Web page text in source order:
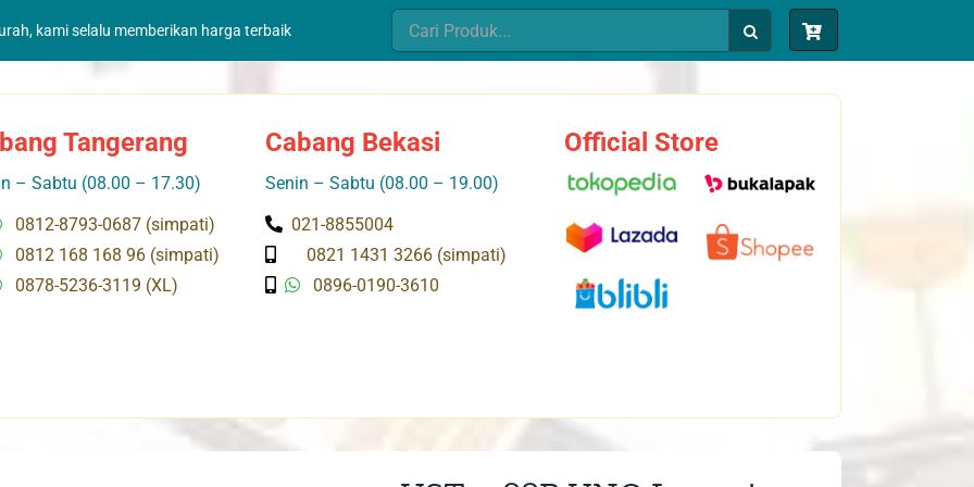
kami selalu memberikan harga terbaik
Search
for:
Tangerang
– Sabtu (08.00 – 17.30)
0812-8793-0687 (simpati)
0812 168 168 96 (simpati)
0878-5236-3119 (XL)
Cabang Bekasi
Senin – Sabtu (08.00 – 19.00)
021-8855004
0821 1431 3266 (simpati)
0896-0190-3610
Official Store